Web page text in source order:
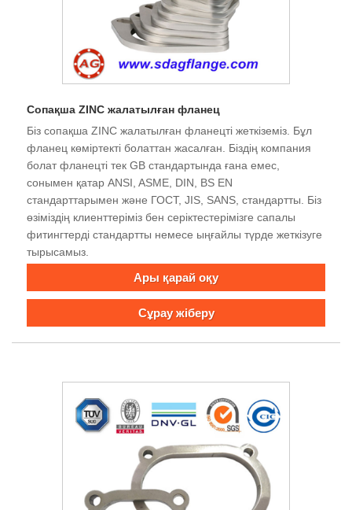
Сопақша ZINC жалатылған фланец
Біз сопақша ZINC жалатылған фланецті жеткіземіз. Бұл
фланец көміртекті болаттан жасалған. Біздің компания
болат фланецті тек GB стандартында ғана емес,
сонымен қатар ANSI, ASME, DIN, BS EN
стандарттарымен және ГОСТ, JIS, SANS, стандартты. Біз
өзіміздің клиенттеріміз бен серіктестерімізге сапалы
фитингтерді стандартты немесе ыңғайлы түрде жеткізуге
тырысамыз.
Ары қарай оқу
Сұрау жіберу